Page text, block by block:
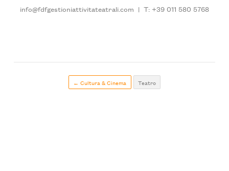
info@fdfgestioniattivitateatrali.com | T: +39 011 580 5768
← Cultura & Cinema Teatro